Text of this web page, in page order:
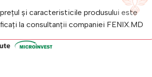
și caracteristicile produsului este
la consultanții companiei FENIX.MD